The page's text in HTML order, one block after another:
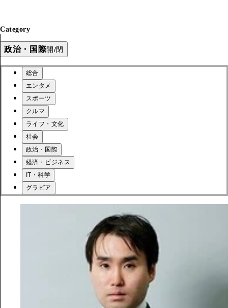
Category
政治・国際開/閉
総合
エンタメ
スポーツ
クルマ
ライフ・文化
社会
政治・国際
経済・ビジネス
IT・科学
グラビア